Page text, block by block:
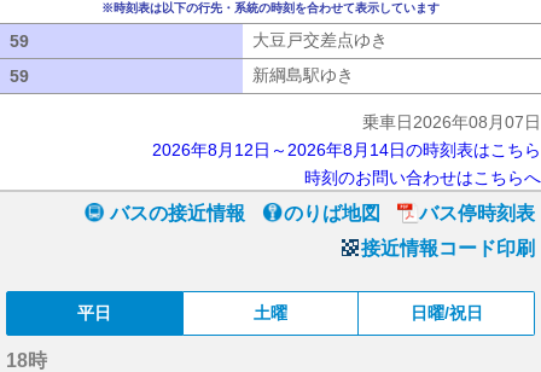
※時刻表は以下の行先・系統の時刻を合わせて表示しています
59 大豆戸交差点ゆき
59
新綱島駅ゆき
乗車日2026年08月07日
2026年8月12日～2026年8月14日の時刻表はこちら
時刻のお問い合わせはこちらへ
バスの接近情報 のりば地図
バス停時刻表
接近情報コード印刷
平日 土曜 日曜/祝日
18時